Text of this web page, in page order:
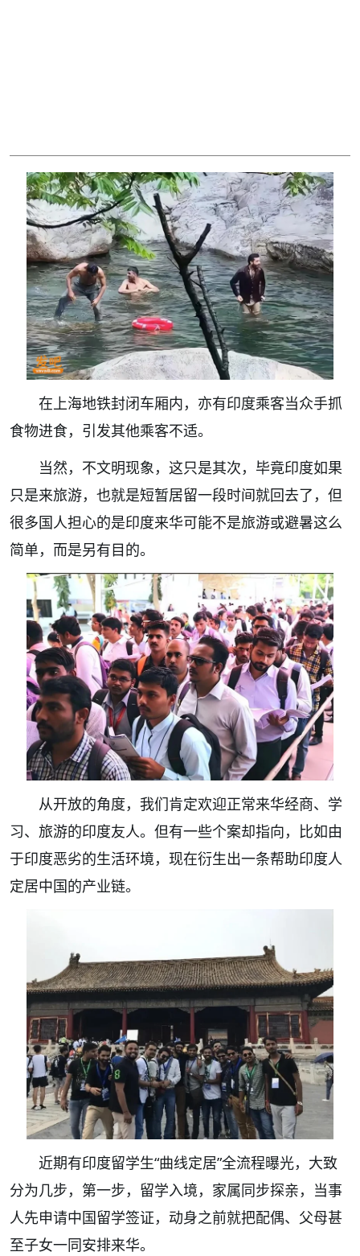
在上海地铁封闭车厢内，亦有印度乘客当众手抓
食物进食，引发其他乘客不适。
当然，不文明现象，这只是其次，毕竟印度如果
只是来旅游，也就是短暂居留一段时间就回去了，但
很多国人担心的是印度来华可能不是旅游或避暑这么
简单，而是另有目的。
从开放的角度，我们肯定欢迎正常来华经商、学
习、旅游的印度友人。但有一些个案却指向，比如由
于印度恶劣的生活环境，现在衍生出一条帮助印度人
定居中国的产业链。
近期有印度留学生“曲线定居”全流程曝光，大致
分为几步，第一步，留学入境，家属同步探亲，当事
人先申请中国留学签证，动身之前就把配偶、父母甚
至子女一同安排来华。